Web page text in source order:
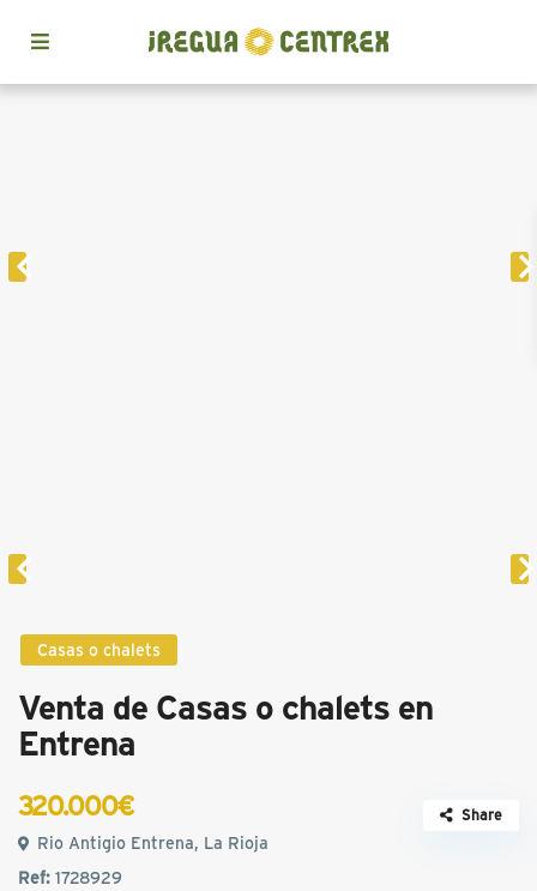
Casas o chalets
Venta de Casas o chalets en
Entrena
320.000€
Rio Antigio Entrena, La Rioja
Ref:1728929
Share